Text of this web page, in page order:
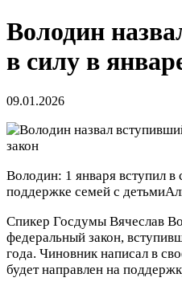
Володин
в силу в
09.01.2026
Володин: 1 января вступил в
поддержке семей с детьми
Спикер Госдумы Вячеслав
федеральный закон,
года. Чиновник написал в
будет направлен на